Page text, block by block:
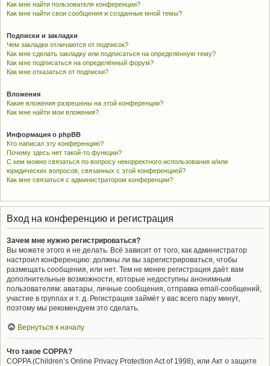
Как мне найти пользователя конференции?
Как мне найти свои сообщения и созданные мной темы?
Подписки и закладки
Чем закладки отличаются от подписок?
Как мне сделать закладку или подписаться на определённую тему?
Как мне подписаться на определённый форум?
Как мне отказаться от подписки?
Вложения
Какие вложения разрешены на этой конференции?
Как мне найти мои вложения?
Информация о phpBB
Кто написал эту конференцию?
Почему здесь нет такой-то функции?
С кем можно связаться по вопросу некорректного использования и/или
юридических вопросов, связанных с этой конференцией?
Как мне связаться с администратором конференции?
Вход на конференцию и регистрация
Зачем мне нужно регистрироваться?
Вы можете этого и не делать. Всё зависит от того, как администратор
настроил конференцию: должны ли вы зарегистрироваться, чтобы
размещать сообщения, или нет. Тем не менее регистрация даёт вам
дополнительные возможности, которые недоступны анонимным
пользователям: аватары, личные сообщения, отправка email-сообщений,
участие в группах и т. д. Регистрация займёт у вас всего пару минут,
поэтому мы рекомендуем это сделать.
Вернуться к началу
Что такое COPPA?
COPPA (Children’s Online Privacy Protection Act of 1998), или Акт о защите